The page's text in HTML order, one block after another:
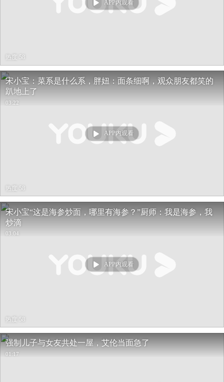
APP内观看
热度 58
宋小宝：菜系是什么系，胖妞：面条细啊，观众朋友都笑的
趴地上了
03:22
APP内观看
热度 58
宋小宝“这是海参炒面，哪里有海参？”厨师：我是海参，我
炒滴
03:04
APP内观看
热度 58
强制儿子与女友共处一屋，艾伦当面急了
01:17